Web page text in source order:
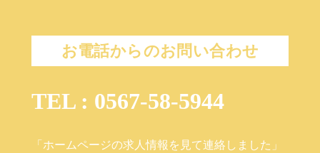
お電話からのお問い合わせ
TEL : 0567-58-5944
「ホームページの求人情報を見て連絡しました」